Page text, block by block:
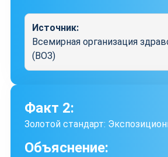
Источник:
Всемирная организация
(ВОЗ)
Факт 2:
Золотой стандарт:
Объяснение: